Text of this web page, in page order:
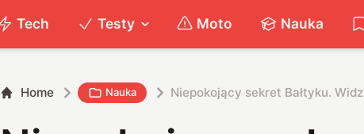
Tech Testy Moto Nauka
Home Nauka Niepokojący sekret Bałtyku.